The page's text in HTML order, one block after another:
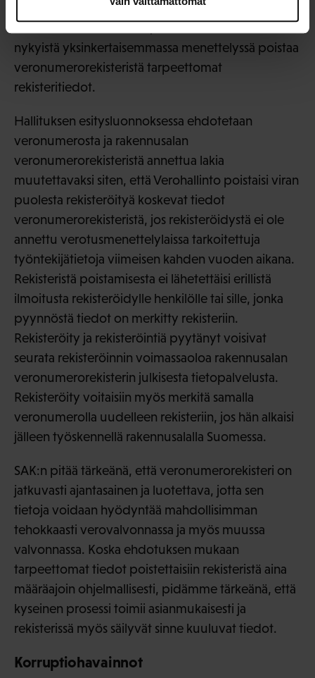
Euroopan unionin yleistä tietosuoja-asetusta. Lakia
nykyistä yksinkertaisemmassa menettelyssä poistaa
veronumerorekisteristä tarpeettomat
rekisteritiedot.
Hallituksen esitysluonnoksessa ehdotetaan
veronumerosta ja rakennusalan
veronumerorekisteristä annettua lakia
muutettavaksi siten, että Verohallinto poistaisi viran
puolesta rekisteröityä koskevat tiedot
veronumerorekisteristä, jos rekisteröidystä ei ole
annettu verotusmenettelylaissa tarkoitettuja
työntekijätietoja viimeisen kahden vuoden aikana.
Rekisteristä poistamisesta ei lähetettäisi erillistä
ilmoitusta rekisteröidylle henkilölle tai sille, jonka
pyynnöstä tiedot on merkitty rekisteriin.
Rekisteröity ja rekisteröintiä pyytänyt voisivat
seurata rekisteröinnin voimassaoloa rakennusalan
veronumerorekisterin julkisesta tietopalvelusta.
Rekisteröity voitaisiin myös merkitä samalla
veronumerolla uudelleen rekisteriin, jos hän alkaisi
jälleen työskennellä rakennusalalla Suomessa.
SAK:n pitää tärkeänä, että veronumerorekisteri on
jatkuvasti ajantasainen ja luotettava, jotta sen
tietoja voidaan hyödyntää mahdollisimman
tehokkaasti verovalvonnassa ja myös muussa
valvonnassa. Koska ehdotuksen mukaan
tarpeettomat tiedot poistettaisiin rekisteristä aina
määräajoin ohjelmallisesti, pidämme tärkeänä, että
kyseinen prosessi toimii asianmukaisesti ja
rekisterissä myös säilyvät sinne kuuluvat tiedot.
Korruptiohavainnot